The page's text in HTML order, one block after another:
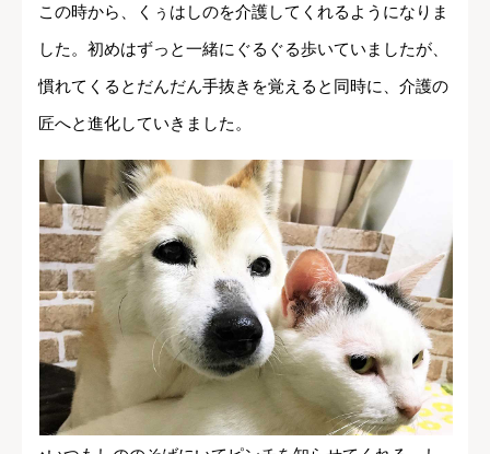
この時から、くぅはしのを介護してくれるようになりま
した。初めはずっと一緒にぐるぐる歩いていましたが、
慣れてくるとだんだん手抜きを覚えると同時に、介護の
匠へと進化していきました。